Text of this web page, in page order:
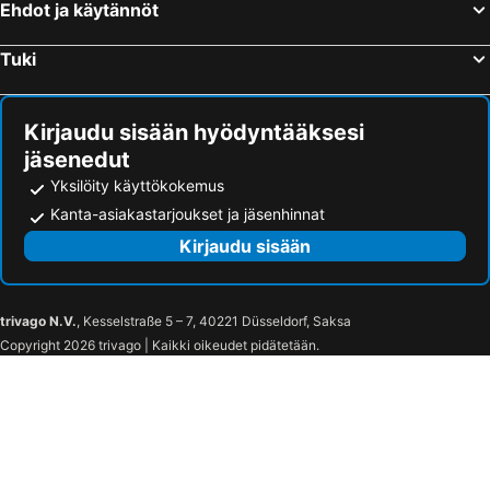
Number 11 by the Warren Collection
Belfast Connswater Town House
Strangford Arms Hotel
The Harrison Chambers of Distinction
Ocho Homes Lux By Eight Continents, Belfast
Culloden Estate & Spa
Ehdot ja käytännöt
Tuki
Kirjaudu sisään hyödyntääksesi
jäsenedut
Yksilöity käyttökokemus
Kanta-asiakastarjoukset ja jäsenhinnat
Kirjaudu sisään
trivago N.V., Kesselstraße 5 – 7, 40221 Düsseldorf, Saksa
Copyright 2026 trivago | Kaikki oikeudet pidätetään.